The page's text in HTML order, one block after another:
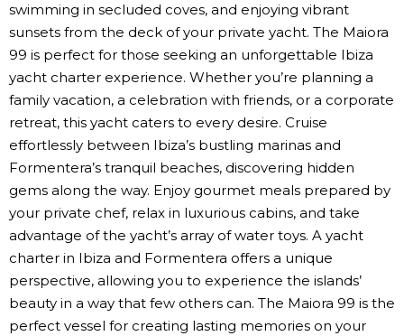
swimming in secluded coves, and enjoying vibrant
sunsets from the deck of your private yacht. The Maiora
99 is perfect for those seeking an unforgettable Ibiza
yacht charter experience. Whether you’re planning a
family vacation, a celebration with friends, or a corporate
retreat, this yacht caters to every desire. Cruise
effortlessly between Ibiza’s bustling marinas and
Formentera’s tranquil beaches, discovering hidden
gems along the way. Enjoy gourmet meals prepared by
your private chef, relax in luxurious cabins, and take
advantage of the yacht’s array of water toys. A yacht
charter in Ibiza and Formentera offers a unique
perspective, allowing you to experience the islands’
beauty in a way that few others can. The Maiora 99 is the
perfect vessel for creating lasting memories on your